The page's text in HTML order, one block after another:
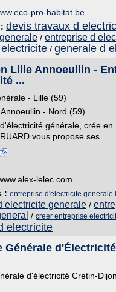
pro-habitat.be
devis travaux d
/ entreprise d
/ generale d
Lille Annoeullin -
...
- Lille (59)
- Nord (59)
générale, crée en
vous propose ses...
lelec.com
: entreprise d'electricite generale
generale /
/ creer entreprise
electricite
Générale
d'électricité Cretin-